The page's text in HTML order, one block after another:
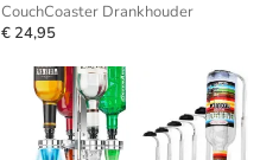
CouchCoaster Drankhouder
€ 24,95